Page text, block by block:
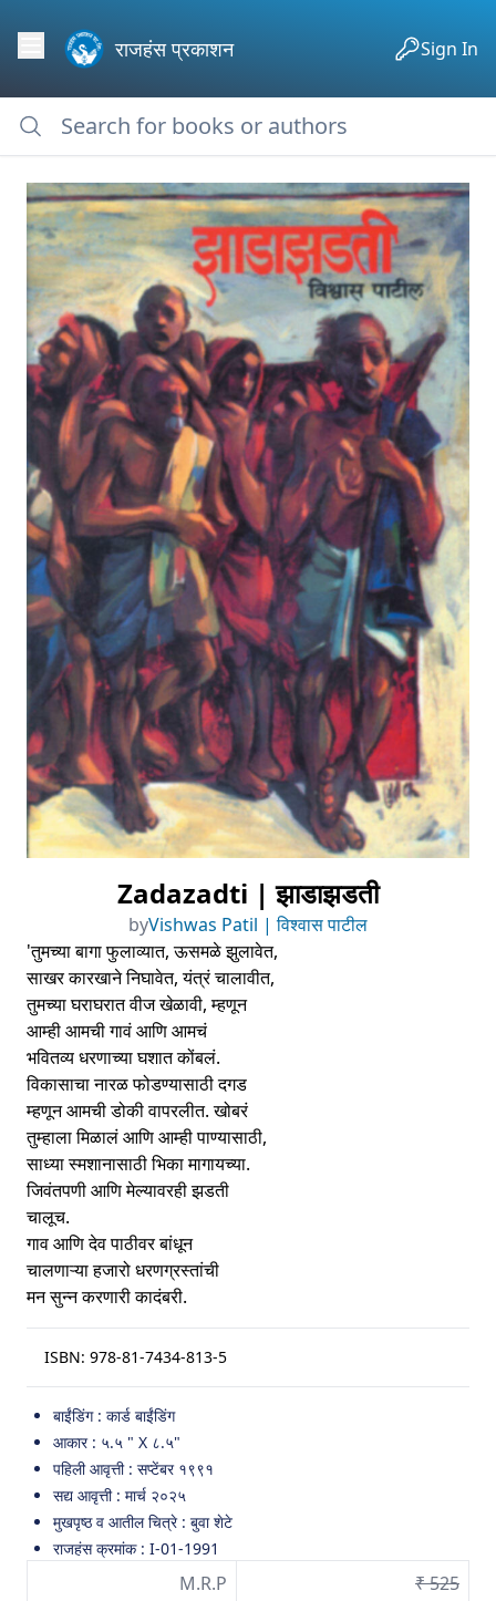
राजहंस प्रकाशन Sign In
Zadazadti | झाडाझडती
byVishwas Patil | विश्वास पाटील
'तुमच्या बागा फुलाव्यात, ऊसमळे झुलावेत,
साखर कारखाने निघावेत, यंत्रं चालावीत,
तुमच्या घराघरात वीज खेळावी, म्हणून
आम्ही आमची गावं आणि आमचं
भवितव्य धरणाच्या घशात कोंबलं.
विकासाचा नारळ फोडण्यासाठी दगड
म्हणून आमची डोकी वापरलीत. खोबरं
तुम्हाला मिळालं आणि आम्ही पाण्यासाठी,
साध्या स्मशानासाठी भिका मागायच्या.
जिवंतपणी आणि मेल्यावरही झडती
चालूच.
गाव आणि देव पाठीवर बांधून
चालणाऱ्या हजारो धरणग्रस्तांची
मन सुन्न करणारी कादंबरी.
ISBN: 978-81-7434-813-5
बाईंडिंग : कार्ड बाईंडिंग
आकार : ५.५ " X ८.५"
पहिली आवृत्ती : सप्टेंबर १९९१
सद्य आवृत्ती : मार्च २०२५
मुखपृष्ठ व आतील चित्रे : बुवा शेटे
राजहंस क्रमांक : I-01-1991
M.R.P
₹ 525